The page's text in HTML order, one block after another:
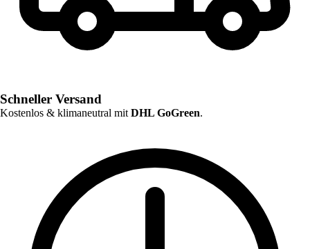
Schneller Versand
Kostenlos & klimaneutral mit DHL GoGreen.